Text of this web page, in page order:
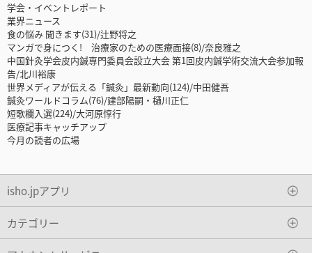
学会・イベントレポート
業界ニュース
食の悩み 聞きます(31)/辻野将之
マンガで身につく! 治療家のための医療面接(8)/奈良雅之
中国針灸学会皮内鍼専門委員会設立大会 第1回皮内鍼学術交流大会参加報
告/北川裕康
世界メディアが伝える「鍼灸」最新動向(124)/中田健吾
鍼灸ワールドコラム(76)/建部陽嗣・樋川正仁
短歌欄入選(224)/大河原惇行
医療記事キャッチアップ
今月の読者の広場
isho.jpアプリ
カテゴリー